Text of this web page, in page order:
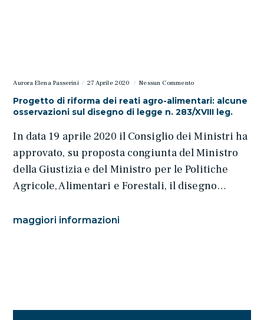
Aurora Elena Passerini 27 Aprile 2020 Nessun Commento
Progetto di riforma dei reati agro-alimentari: alcune
osservazioni sul disegno di legge n. 283/XVIII leg.
In data 19 aprile 2020 il Consiglio dei Ministri ha
approvato, su proposta congiunta del Ministro
della Giustizia e del Ministro per le Politiche
Agricole, Alimentari e Forestali, il disegno…
maggiori informazioni